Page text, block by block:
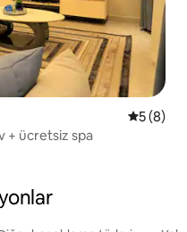
55 (8)
+ ücretsiz spa